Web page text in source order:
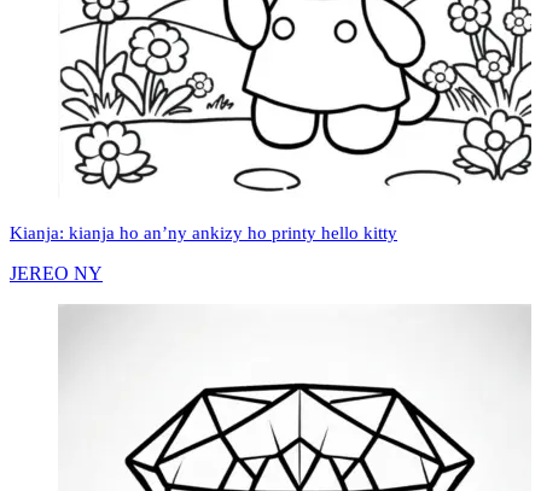
Kianja: kianja ho an’ny ankizy ho printy hello kitty
JEREO NY